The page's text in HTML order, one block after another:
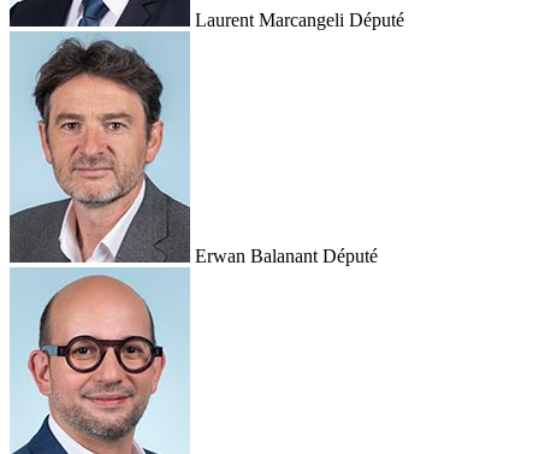
Laurent Marcangeli Député
Erwan Balanant Député